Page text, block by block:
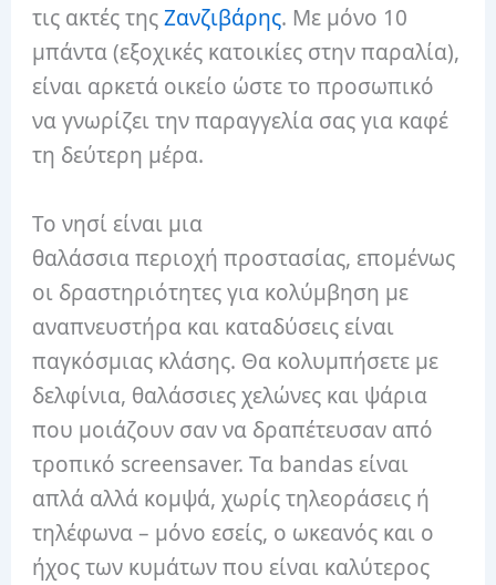
τις ακτές τηςΖανζιβάρης. Με μόνο 10
μπάντα (εξοχικές κατοικίες στην παραλία),
είναι αρκετά οικείο ώστε το προσωπικό
να γνωρίζει την παραγγελία σας για καφέ
τη δεύτερη μέρα.
Το νησί είναι μια
θαλάσσια περιοχή προστασίας, επομένως
οι δραστηριότητες για κολύμβηση με
αναπνευστήρα και καταδύσεις είναι
παγκόσμιας κλάσης. Θα κολυμπήσετε με
δελφίνια, θαλάσσιες χελώνες και ψάρια
που μοιάζουν σαν να δραπέτευσαν από
τροπικό screensaver. Τα bandas είναι
απλά αλλά κομψά, χωρίς τηλεοράσεις ή
τηλέφωνα – μόνο εσείς, ο ωκεανός και ο
ήχος των κυμάτων που είναι καλύτερος